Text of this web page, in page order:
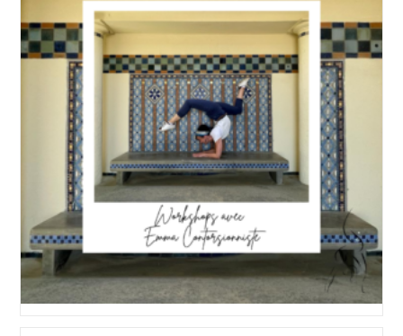
Cancan
Avec
Emma
À
Angoulême
Les
5
Et
6
Avril
2025